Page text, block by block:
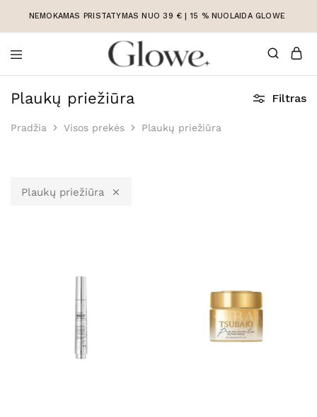
NEMOKAMAS PRISTATYMAS NUO 39 € | 15 % NUOLAIDA GLOWE
Korėjietiška
kosmetika
Korėjietiška
kosmetika
internetu
Plaukų priežiūra
Pradžia Visos prekės Plaukų priežiūra
Filtras
Plaukų priežiūra